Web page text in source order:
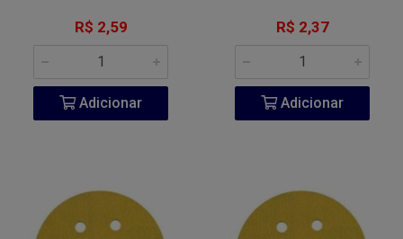
R$ 2,59
Adicionar
R$ 2,37
Adicionar